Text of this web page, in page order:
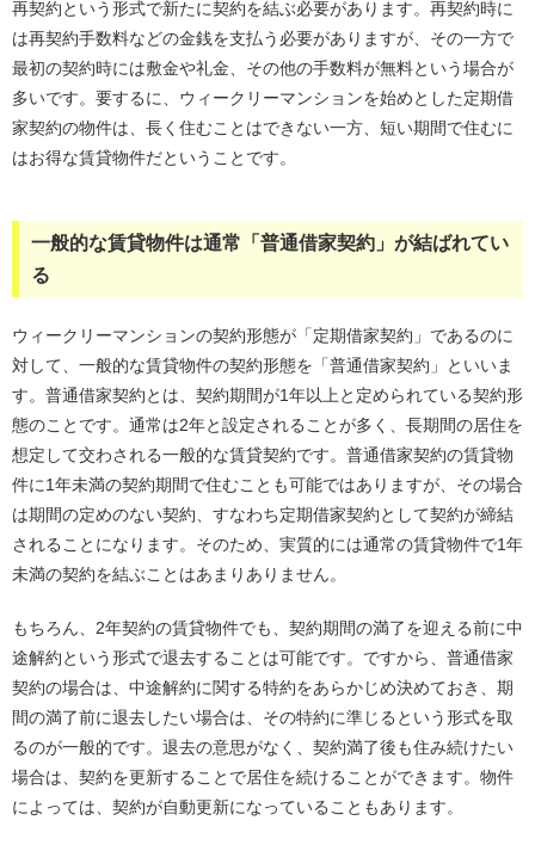
再契約という形式で新たに契約を結ぶ必要があります。再契約時に
は再契約手数料などの金銭を支払う必要がありますが、その一方で
最初の契約時には敷金や礼金、その他の手数料が無料という場合が
多いです。要するに、ウィークリーマンションを始めとした定期借
家契約の物件は、長く住むことはできない一方、短い期間で住むに
はお得な賃貸物件だということです。
一般的な賃貸物件は通常「普通借家契約」が結ばれてい
る
ウィークリーマンションの契約形態が「定期借家契約」であるのに
対して、一般的な賃貸物件の契約形態を「普通借家契約」といいま
す。普通借家契約とは、契約期間が1年以上と定められている契約形
態のことです。通常は2年と設定されることが多く、長期間の居住を
想定して交わされる一般的な賃貸契約です。普通借家契約の賃貸物
件に1年未満の契約期間で住むことも可能ではありますが、その場合
は期間の定めのない契約、すなわち定期借家契約として契約が締結
されることになります。そのため、実質的には通常の賃貸物件で1年
未満の契約を結ぶことはあまりありません。
もちろん、2年契約の賃貸物件でも、契約期間の満了を迎える前に中
途解約という形式で退去することは可能です。ですから、普通借家
契約の場合は、中途解約に関する特約をあらかじめ決めておき、期
間の満了前に退去したい場合は、その特約に準じるという形式を取
るのが一般的です。退去の意思がなく、契約満了後も住み続けたい
場合は、契約を更新することで居住を続けることができます。物件
によっては、契約が自動更新になっていることもあります。